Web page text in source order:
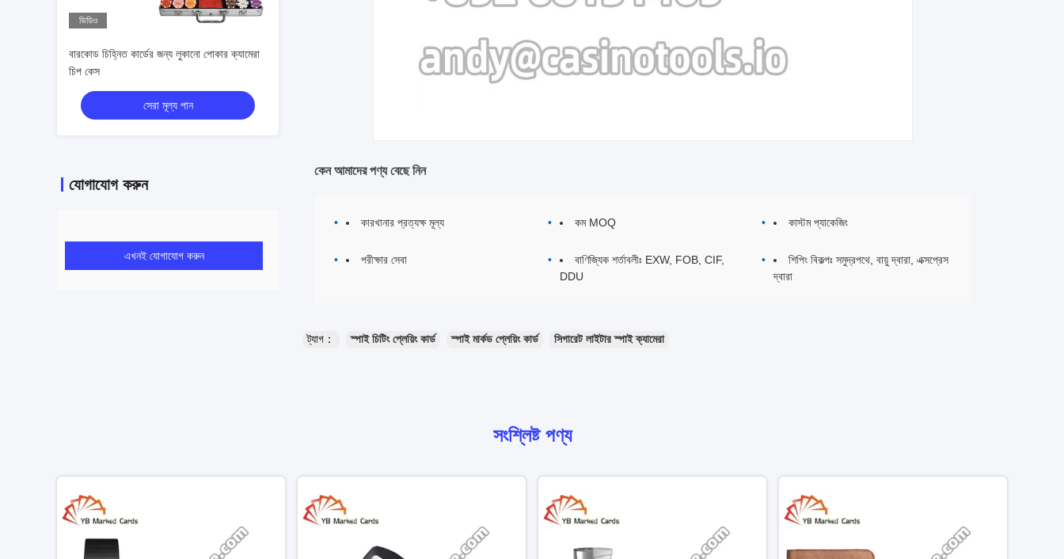
ভিডিও
বারকোড চিহ্নিত কার্ডের জন্য লুকানো পোকার ক্যামেরা
চিপ কেস
সেরা মূল্য পান
যোগাযোগ করুন
এখনই যোগাযোগ করুন
কেন আমাদের পণ্য বেছে নিন
কারখানার প্রত্যক্ষ মূল্য কম MOQ কাস্টম প্যাকেজিং
পরীক্ষার সেবা
বাণিজ্যিক শর্তাবলীঃ EXW, FOB, CIF,
DDU
শিপিং বিকল্পঃ সমুদ্রপথে, বায়ু দ্বারা, এক্সপ্রেস
দ্বারা
ট্যাগ： স্পাই চিটিং প্লেয়িং কার্ড স্পাই মার্কড প্লেয়িং কার্ড সিগারেট লাইটার স্পাই ক্যামেরা
সংশ্লিষ্ট পণ্য